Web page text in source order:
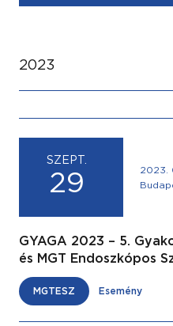
2023
SZEPT.
29 2023.
GYAGA 2023 – 5.
és MGT Endoszkópos
MGTESZ Esemény